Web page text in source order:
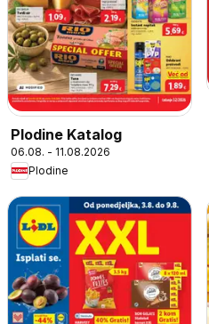
Plodine Katalog
06.08. - 11.08.2026
Plodine